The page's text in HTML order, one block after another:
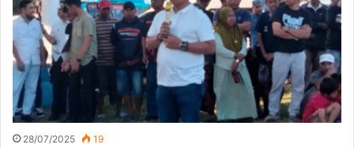
28/07/2025 19